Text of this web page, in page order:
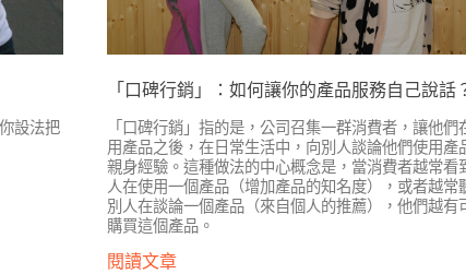
設法把
「口碑行銷」：如何讓你的產品服務自己說話
「口碑行銷」指的是，公司召集一群消費者，讓他們
用產品之後，在日常生活中，向別人談論他們使用產
親身經驗。這種做法的中心概念是，當消費者越常看
人在使用一個產品（增加產品的知名度），或者越常
別人在談論一個產品（來自個人的推薦），他們越有
購買這個產品。
閱讀文章